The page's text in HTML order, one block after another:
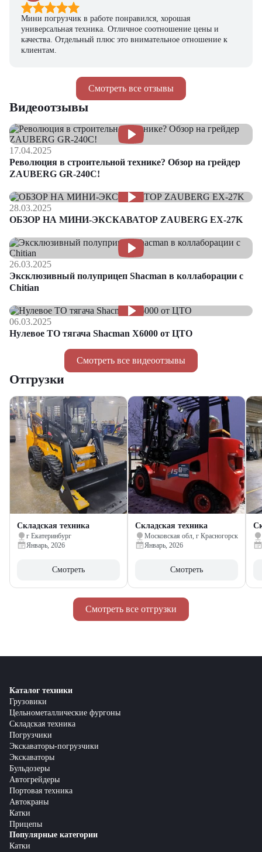
Смотреть все отзывы
Мини погрузчик в работе понравился, хорошая
универсальная техника. Отличное соотношение цены и
качества. Отдельный плюс это внимательное отношение к
клиентам.
Смотреть все видеоотзывы
Видеоотзывы
17.04.2025
Революция в строительной технике? Обзор на грейдер
ZAUBERG GR-240C!
28.03.2025
ОБЗОР НА МИНИ-ЭКСКАВАТОР ZAUBERG EX-27K
26.03.2025
Эксклюзивный полуприцеп Shacman в коллаборации с
Chitian
06.03.2025
Нулевое ТО тягача Shacman Х6000 от ЦТО
Смотреть все отгрузки
Отгрузки
Складская техника
г Екатеринбург
Январь, 2026
Смотреть
Складская техника
Московская обл, г Красногорск
Январь, 2026
Смотреть
Каталог техники
Грузовики
Цельнометаллические фургоны
Складская техника
Погрузчики
Экскаваторы-погрузчики
Экскаваторы
Бульдозеры
Автогрейдеры
Портовая техника
Автокраны
Катки
Прицепы
Популярные категории
Катки